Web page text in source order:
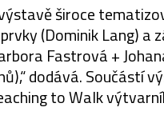
široce
(Dominik Lang) a
Fastrová +
dodává. Součástí
to Walk